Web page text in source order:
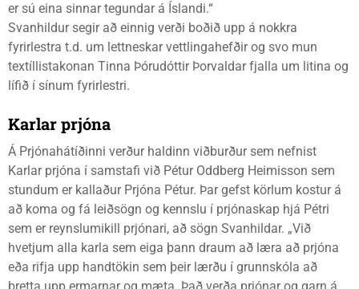
er sú eina sinnar tegundar á Íslandi.“
Svanhildur segir að einnig verði boðið upp á nokkra
fyrirlestra t.d. um lettneskar vettlingahefðir og svo mun
textíllistakonan Tinna Þórudóttir Þorvaldar fjalla um litina og
lífið í sínum fyrirlestri.
Karlar prjóna
Á Prjónahátíðinni verður haldinn viðburður sem nefnist
Karlar prjóna í samstafi við Pétur Oddberg Heimisson sem
stundum er kallaður Prjóna Pétur. Þar gefst körlum kostur á
að koma og fá leiðsögn og kennslu í prjónaskap hjá Pétri
sem er reynslumikill prjónari, að sögn Svanhildar. „Við
hvetjum alla karla sem eiga þann draum að læra að prjóna
eða rifja upp handtökin sem þeir lærðu í grunnskóla að